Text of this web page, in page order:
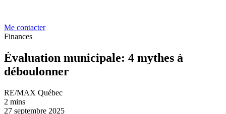
Me contacter
Finances
Évaluation municipale: 4 mythes à
déboulonner
RE/MAX Québec
2 mins
27 septembre 2025